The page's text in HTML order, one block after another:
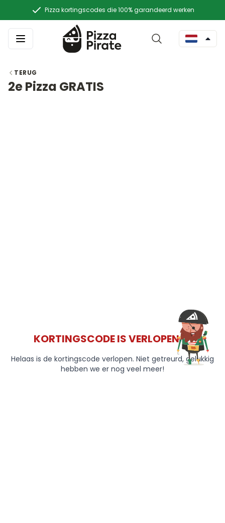
Pizza kortingscodes die 100% garandeerd werken
TERUG
2e Pizza GRATIS
KORTINGSCODE IS VERLOPEN 😞
Helaas is de kortingscode verlopen. Niet getreurd, gelukkig
hebben we er nog veel meer!